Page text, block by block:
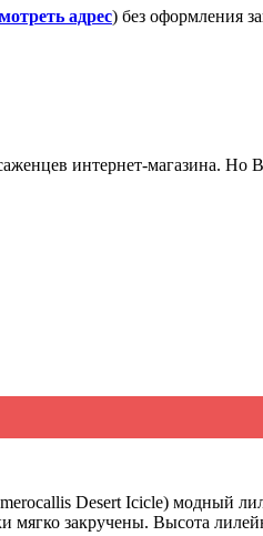
адрес) без оформления
интернет-магазина.
Desert Icicle) модный
закручены. Высота